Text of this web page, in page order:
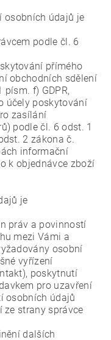
osobních údajů je
podle čl. 6
přímého
obchodních sdělení
f) GDPR,
účely poskytování
zasílání
podle čl. 6 odst. 1
2 zákona č.
informační
k objednávce zboží
je
práv a povinností
mezi Vámi a
osobní
vyřízení
poskytnutí
pro uzavření
osobních údajů
ze strany správce
dalších